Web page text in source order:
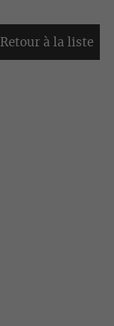
Retour à la liste